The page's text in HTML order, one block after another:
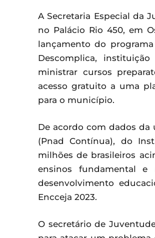
A Secretaria Especial da
no Palácio Rio 450, em
lançamento do
Descomplica,
ministrar cursos
acesso gratuito a uma
para o município.
De acordo com dados
(Pnad Contínua), do
milhões de brasileiros
ensinos fundamental
desenvolvimento
Encceja 2023.
O secretário de